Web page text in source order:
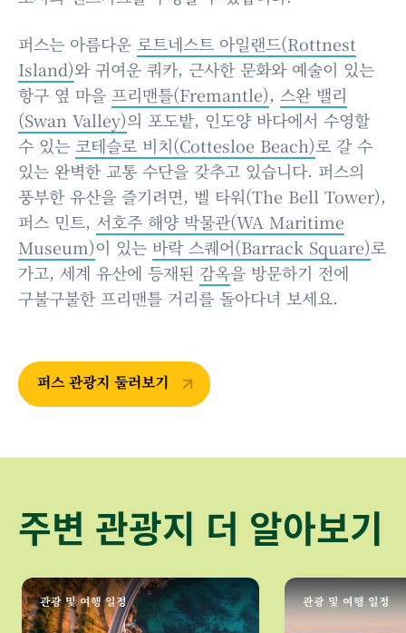
퍼스는 아름다운 로트네스트 아일랜드(Rottnest
Island)와 귀여운 쿼카, 근사한 문화와 예술이 있는
항구 옆 마을 프리맨틀(Fremantle), 스완 밸리
(Swan Valley)의 포도밭, 인도양 바다에서 수영할
수 있는 코테슬로 비치(Cottesloe Beach)로 갈 수
있는 완벽한 교통 수단을 갖추고 있습니다. 퍼스의
풍부한 유산을 즐기려면, 벨 타워(The Bell Tower),
퍼스 민트, 서호주 해양 박물관(WA Maritime
Museum)이 있는 바락 스퀘어(Barrack Square)로
가고, 세계 유산에 등재된 감옥을 방문하기 전에
구불구불한 프리맨틀 거리를 돌아다녀 보세요.
퍼스 관광지 둘러보기
주변 관광지 더 알아보기
관광 및 여행 일정 관광 및 여행 일정